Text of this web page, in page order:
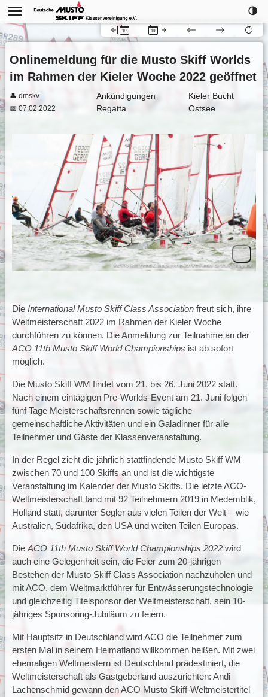
🌗
Onlinemeldung für die Musto Skiff Worlds
im Rahmen der Kieler Woche 2022 geöffnet
👤 dmskv
📅 07.02.2022
Ankündigungen
Regatta
Kieler Bucht
Ostsee
Die International Musto Skiff Class Association freut sich, ihre
Weltmeisterschaft 2022 im Rahmen der Kieler Woche
durchführen zu können. Die Anmeldung zur Teilnahme an der
ACO 11th Musto Skiff World Championships ist ab sofort
möglich.
Die Musto Skiff WM findet vom 21. bis 26. Juni 2022 statt.
Nach einem eintägigen Pre-Worlds-Event am 21. Juni folgen
fünf Tage Meisterschaftsrennen sowie tägliche
gemeinschaftliche Aktivitäten und ein Galadinner für alle
Teilnehmer und Gäste der Klassenveranstaltung.
In der Regel zieht die jährlich stattfindende Musto Skiff WM
zwischen 70 und 100 Skiffs an und ist die wichtigste
Veranstaltung im Kalender der Musto Skiffs. Die letzte ACO-
Weltmeisterschaft fand mit 92 Teilnehmern 2019 in Medemblik,
Holland statt, darunter Segler aus vielen Teilen der Welt – wie
Australien, Südafrika, den USA und weiten Teilen Europas.
DieACO 11th Musto Skiff World Championships 2022 wird
auch eine Gelegenheit sein, die Feier zum 20-jährigen
Bestehen der Musto Skiff Class Association nachzuholen und
mit ACO, dem Weltmarktführer für Entwässerungstechnologie
und gleichzeitig Titelsponsor der Weltmeisterschaft, sein 10-
jähriges Sponsoring-Jubiläum zu feiern.
Mit Hauptsitz in Deutschland wird ACO die Teilnehmer zum
ersten Mal in seinem Heimatland willkommen heißen. Mit zwei
ehemaligen Weltmeistern ist Deutschland prädestiniert, die
Weltmeisterschaft als Gastgeberland auszurichten: Andi
Lachenschmid gewann den ACO Musto Skiff-Weltmeistertitel